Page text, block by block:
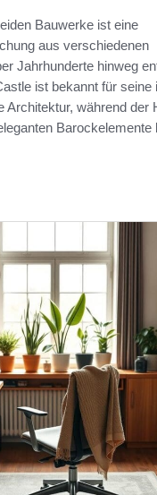
Bauwerke ist eine
aus verschiedenen
Jahrhunderte hinweg
ist bekannt für seine
Architektur, während der
Barockelemente